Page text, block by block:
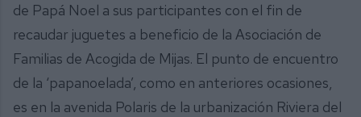
de Papá Noel a sus participantes con el fin de
recaudar juguetes a beneficio de la Asociación de
Familias de Acogida de Mijas. El punto de encuentro
de la ‘papanoelada’, como en anteriores ocasiones,
es en la avenida Polaris de la urbanización Riviera del